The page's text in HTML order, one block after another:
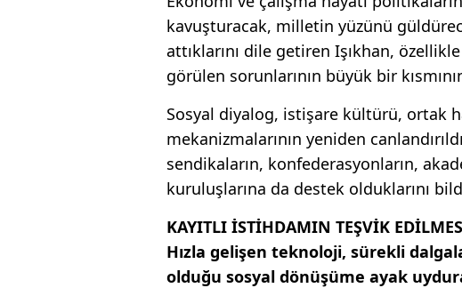
kavuşturacak, milletin yüzünü
attıklarını dile getiren Işıkhan,
görülen sorunlarının büyük bir
Sosyal diyalog, istişare kültürü, ortak
mekanizmalarının yeniden
sendikaların, konfederasyonların,
kuruluşlarına da destek olduklarını
KAYITLI İSTİHDAMIN TEŞVİK
Hızla gelişen teknoloji, sürekli
olduğu sosyal dönüşüme ayak